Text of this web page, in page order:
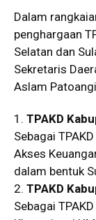
Dalam
penghargaan
Selatan dan
Sekretaris
Aslam
1. TPAKD
Sebagai
Akses
dalam bentuk
2. TPAKD
Sebagai